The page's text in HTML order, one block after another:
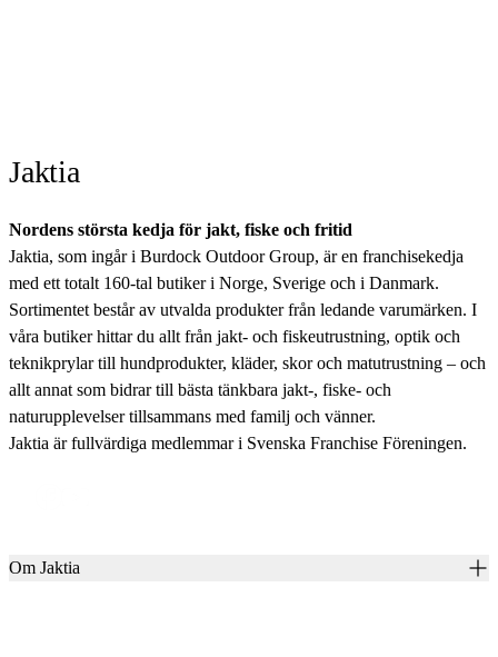
Jaktia
Nordens största kedja för jakt, fiske och fritid
Jaktia, som ingår i Burdock Outdoor Group, är en franchisekedja
med ett totalt 160-tal butiker i Norge, Sverige och i Danmark.
Sortimentet består av utvalda produkter från ledande varumärken. I
våra butiker hittar du allt från jakt- och fiskeutrustning, optik och
teknikprylar till hundprodukter, kläder, skor och matutrustning – och
allt annat som bidrar till bästa tänkbara jakt-, fiske- och
naturupplevelser tillsammans med familj och vänner.
Jaktia är fullvärdiga medlemmar i Svenska Franchise Föreningen.
Om Jaktia